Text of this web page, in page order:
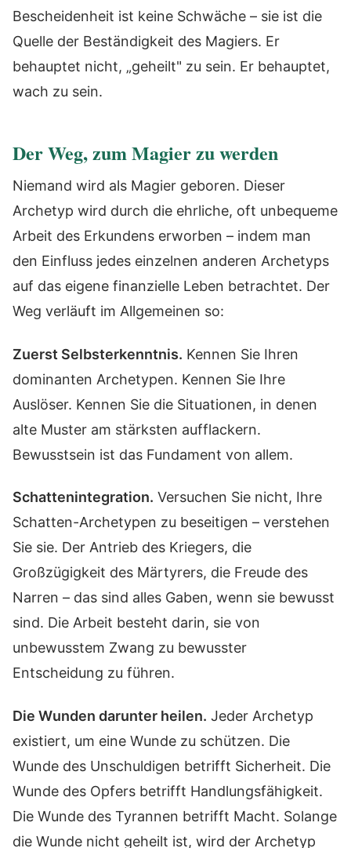
Bescheidenheit ist keine Schwäche – sie ist die
Quelle der Beständigkeit des Magiers. Er
behauptet nicht, „geheilt" zu sein. Er behauptet,
wach zu sein.
Der Weg, zum Magier zu werden
Niemand wird als Magier geboren. Dieser
Archetyp wird durch die ehrliche, oft unbequeme
Arbeit des Erkundens erworben – indem man
den Einfluss jedes einzelnen anderen Archetyps
auf das eigene finanzielle Leben betrachtet. Der
Weg verläuft im Allgemeinen so:
Zuerst Selbsterkenntnis. Kennen Sie Ihren
dominanten Archetypen. Kennen Sie Ihre
Auslöser. Kennen Sie die Situationen, in denen
alte Muster am stärksten aufflackern.
Bewusstsein ist das Fundament von allem.
Schattenintegration. Versuchen Sie nicht, Ihre
Schatten-Archetypen zu beseitigen – verstehen
Sie sie. Der Antrieb des Kriegers, die
Großzügigkeit des Märtyrers, die Freude des
Narren – das sind alles Gaben, wenn sie bewusst
sind. Die Arbeit besteht darin, sie von
unbewusstem Zwang zu bewusster
Entscheidung zu führen.
Die Wunden darunter heilen. Jeder Archetyp
existiert, um eine Wunde zu schützen. Die
Wunde des Unschuldigen betrifft Sicherheit. Die
Wunde des Opfers betrifft Handlungsfähigkeit.
Die Wunde des Tyrannen betrifft Macht. Solange
die Wunde nicht geheilt ist, wird der Archetyp